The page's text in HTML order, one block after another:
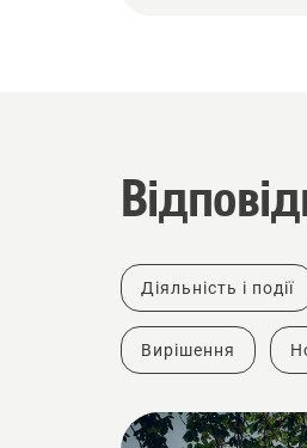
Діяльність і події
Вирішення